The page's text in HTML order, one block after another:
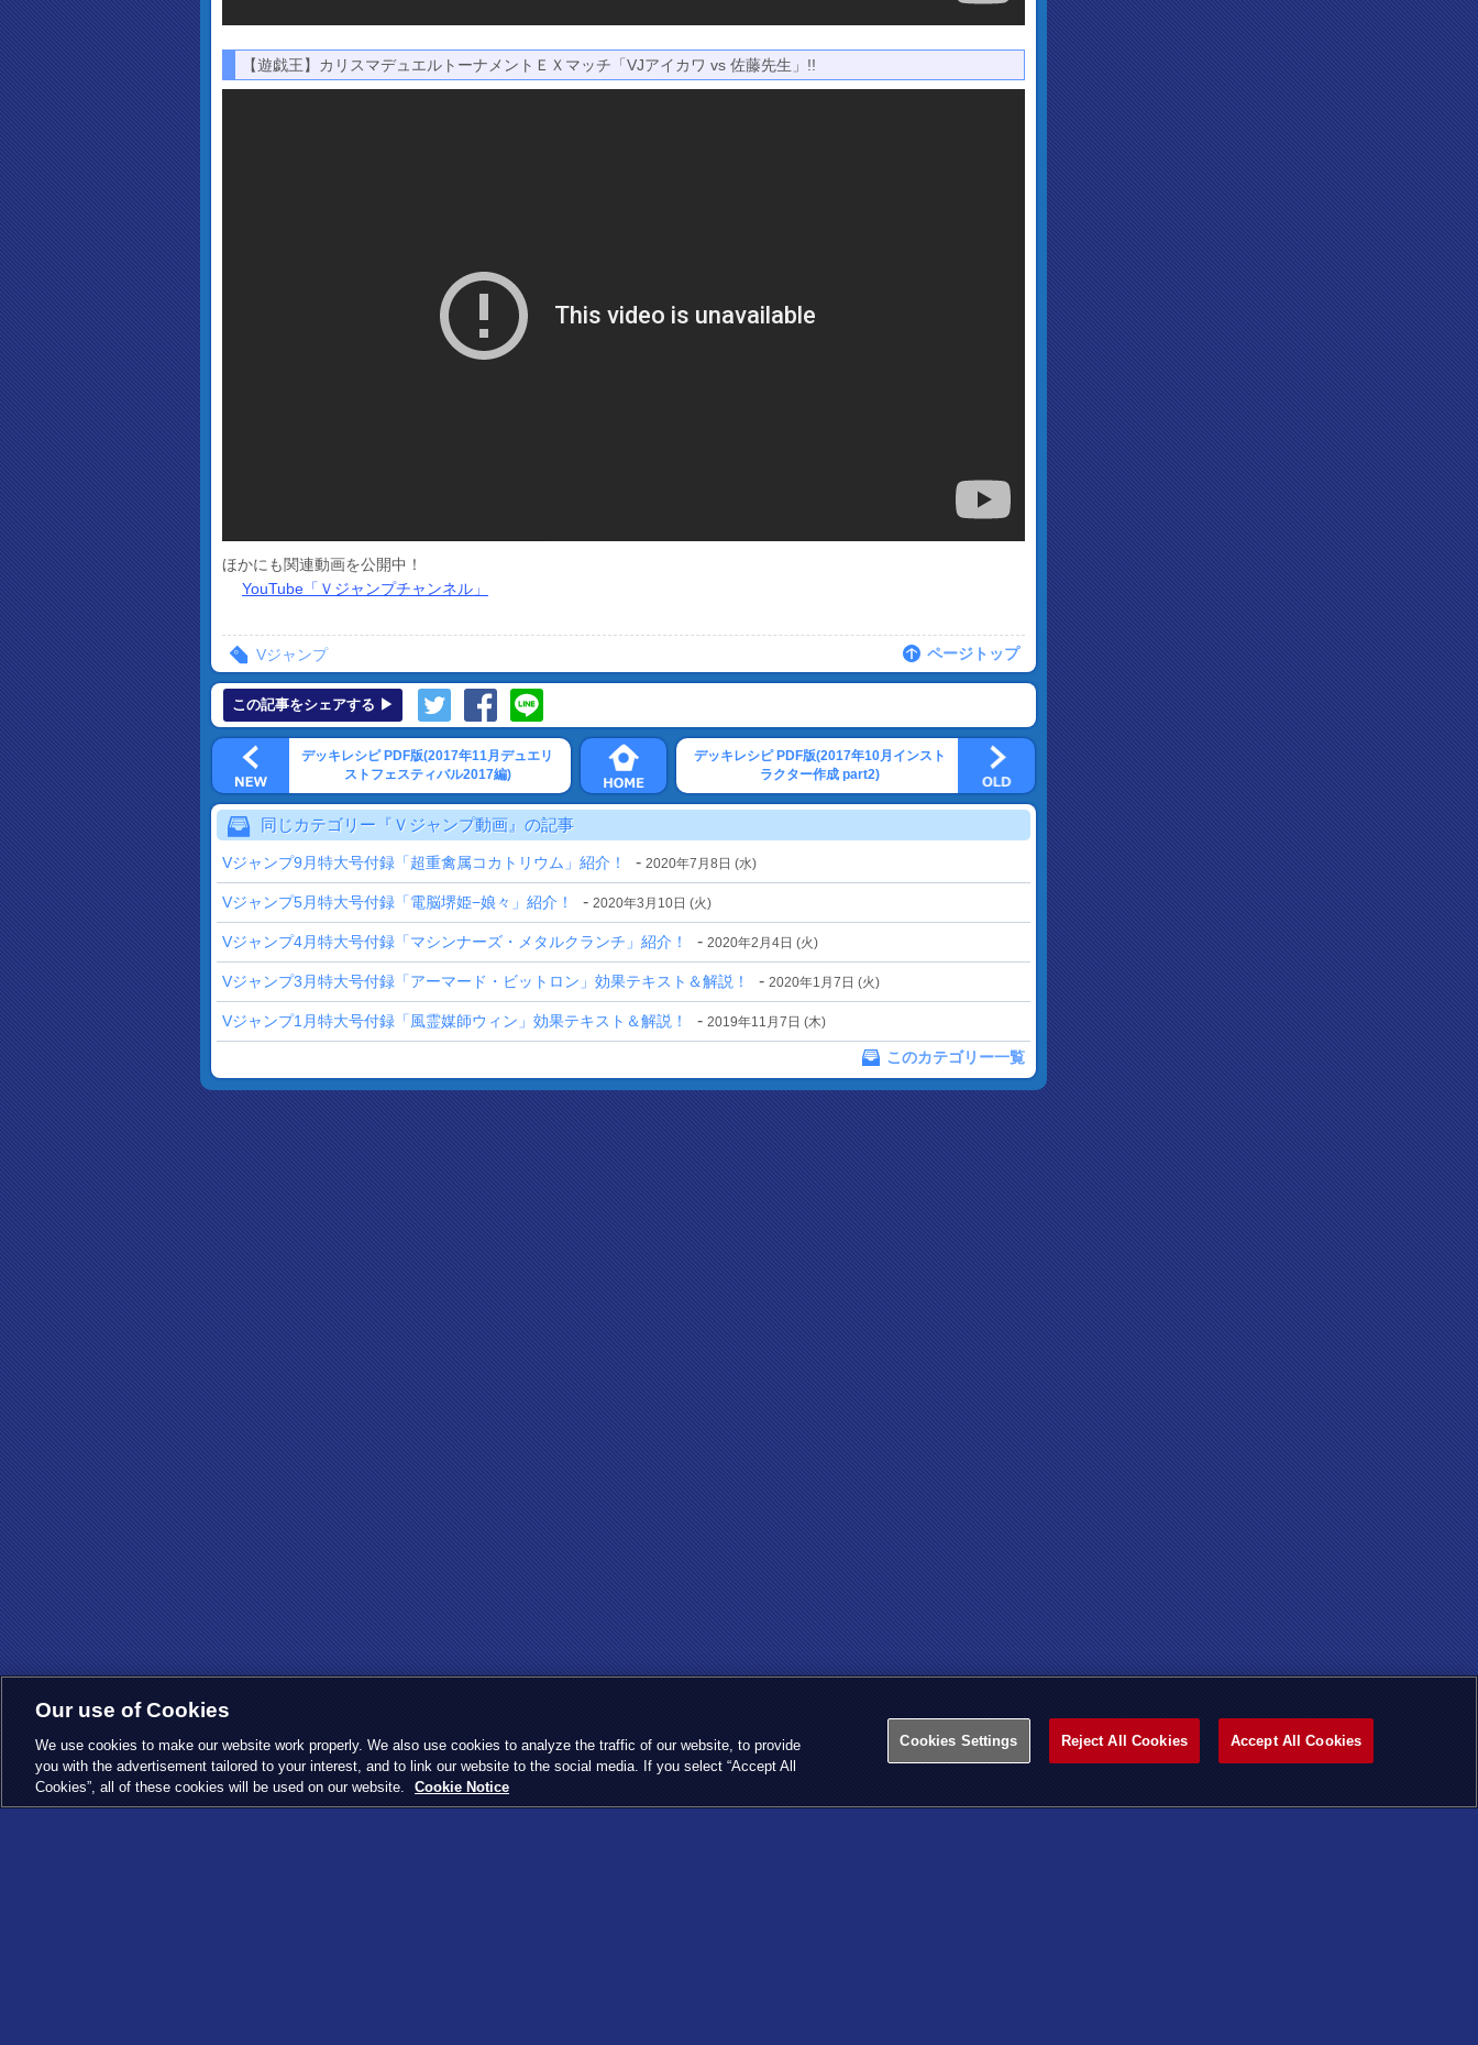
【遊戯王】カリスマデュエルトーナメントＥＸマッチ「VJアイカワ vs 佐藤先生」!!
ほかにも関連動画を公開中！
YouTube「Ｖジャンプチャンネル」
Vジャンプ ページトップ
この記事をシェアする ▶
デッキレシピ PDF版(2017年11月デュエリ
ストフェスティバル2017編)
デッキレシピ PDF版(2017年10月インスト
ラクター作成 part2)
同じカテゴリー『Ｖジャンプ動画』の記事
Vジャンプ9月特大号付録「超重禽属コカトリウム」紹介！ - 2020年7月8日 (水)
Vジャンプ5月特大号付録「電脳堺姫−娘々」紹介！ - 2020年3月10日 (火)
Vジャンプ4月特大号付録「マシンナーズ・メタルクランチ」紹介！ - 2020年2月4日 (火)
Vジャンプ3月特大号付録「アーマード・ビットロン」効果テキスト＆解説！ - 2020年1月7日 (火)
Vジャンプ1月特大号付録「風霊媒師ウィン」効果テキスト＆解説！ - 2019年11月7日 (木)
このカテゴリー一覧
Our use of Cookies
We use cookies to make our website work properly. We also use cookies to analyze the traffic of our website, to provide
you with the advertisement tailored to your interest, and to link our website to the social media. If you select “Accept All
Cookies”, all of these cookies will be used on our website.
Cookie Notice
Cookies Settings Reject All Cookies Accept All Cookies